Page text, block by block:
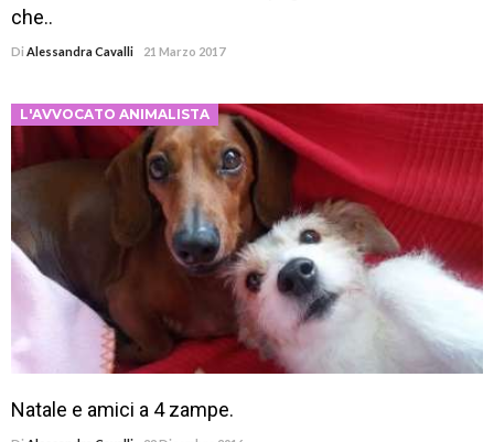
che..
Di Alessandra Cavalli 21 Marzo 2017
L'AVVOCATO ANIMALISTA
Natale e amici a 4 zampe.